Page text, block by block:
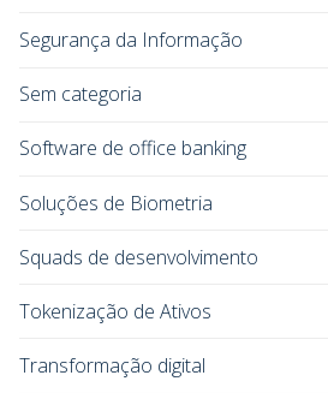
Segurança da Informação
Sem categoria
Software de office banking
Soluções de Biometria
Squads de desenvolvimento
Tokenização de Ativos
Transformação digital